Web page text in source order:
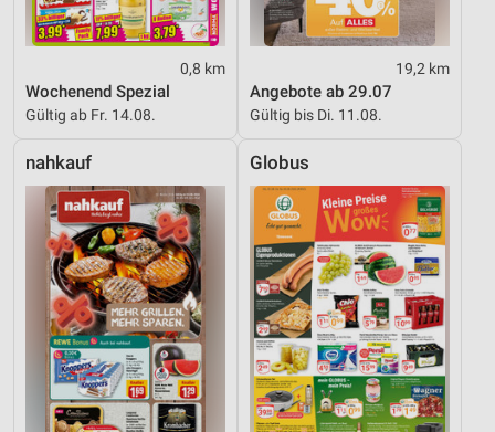
0,8 km
Wochenend Spezial
Gültig ab Fr. 14.08.
19,2 km
Angebote ab 29.07
Gültig bis Di. 11.08.
nahkauf Globus